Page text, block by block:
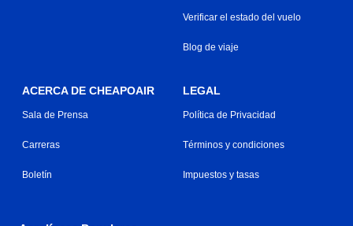
Verificar el estado del vuelo
Blog de viaje
ACERCA DE CHEAPOAIR
Sala de Prensa
Carreras
Boletín
LEGAL
Política de Privacidad
Términos y condiciones
Impuestos y tasas